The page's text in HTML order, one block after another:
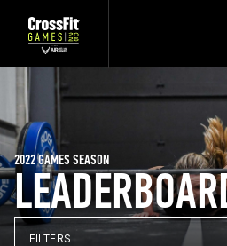
2022 GAMES SEASON
FILTERS